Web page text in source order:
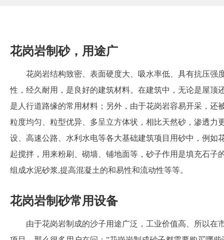
花岗岩制砂，用途广
花岗岩结构致密、表面硬度大、吸水率低、具有抗压强
性，经久耐用，是良好的建筑材料。在建筑中，无论是屋顶
是人行道路缘的常用材料；另外，由于花岗岩容易开采，还
粒度均匀、粒型优异、多呈立方体状，相比天然砂，渗透力
设、高速公路、水利水电等各大基础建筑项目用砂中，例如
起搅拌，用来粉刷、砌墙、铺地面等，砂子作用是填充石子
组成水泥砂浆,提高混凝土的和易性和流动性等等。
花岗岩制砂常用设备
由于花岗岩制成的沙子用途广泛，工业价值高、所以在